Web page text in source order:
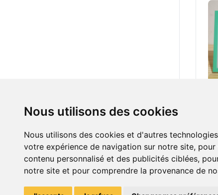
Nous utilisons des cookies
Nous utilisons des cookies et d'autres
votre expérience de navigation sur notre site,
contenu personnalisé et des publicités ciblées,
notre site et pour comprendre la provenance de